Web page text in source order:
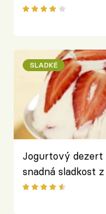
promění
SLADKÉ
Jogurtový dezert
snadná sladkost
doma